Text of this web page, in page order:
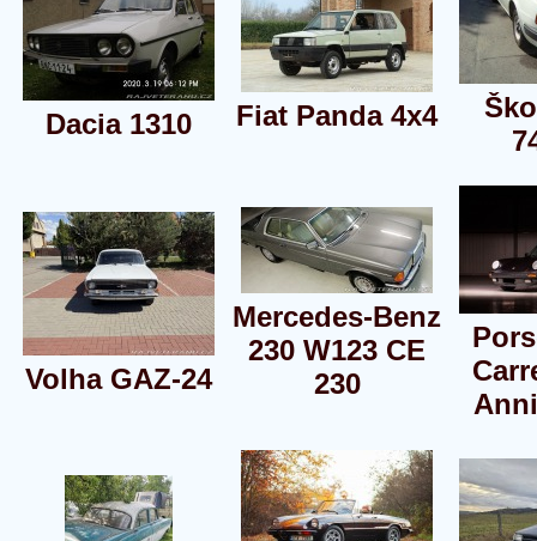
Dacia 1310 Fiat Panda 4x4
Volha GAZ-24
Mercedes-Benz
230 W123 CE
230